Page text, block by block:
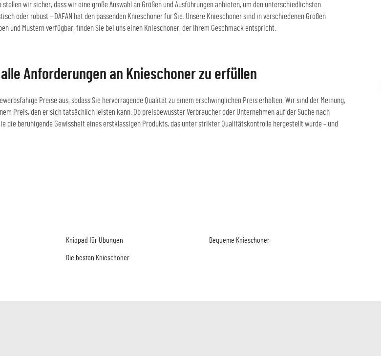
wir sicher, dass wir eine große Auswahl an Größen und Ausführungen anbieten, um den unterschiedlichsten
oder robust – DAFAN hat den passenden Knieschoner für Sie. Unsere Knieschoner sind in verschiedenen Größen
und Mustern verfügbar, finden Sie bei uns einen Knieschoner, der Ihrem Geschmack entspricht.
Anforderungen an Knieschoner zu erfüllen
Preise aus, sodass Sie hervorragende Qualität zu einem erschwinglichen Preis erhalten. Wir sind der Meinung,
Preis, den er sich tatsächlich leisten kann. Ob preisbewusster Verbraucher oder Unternehmen auf der Suche nach
die beruhigende Gewissheit eines erstklassigen Produkts, das unter strikter Qualitätskontrolle hergestellt wurde – und
Kniopad für Übungen Bequeme Knieschoner
Die besten Knieschoner